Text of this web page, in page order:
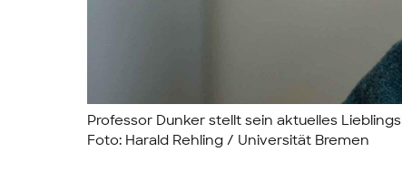
Professor Dunker stellt sein aktuelles
Foto: Harald Rehling / Universität Bremen